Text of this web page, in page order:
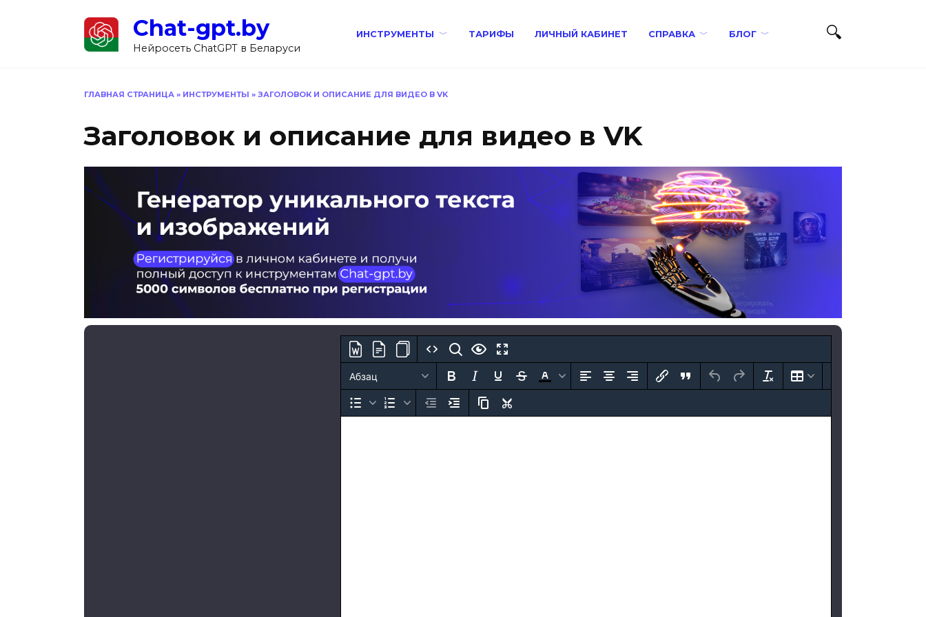
Chat-gpt.by
Нейросеть ChatGPT в Беларуси
ИНСТРУМЕНТЫ ТАРИФЫ ЛИЧНЫЙ КАБИНЕТ СПРАВКА БЛОГ
ГЛАВНАЯ СТРАНИЦА » ИНСТРУМЕНТЫ » ЗАГОЛОВОК И ОПИСАНИЕ ДЛЯ ВИДЕО В VK
Заголовок и описание для видео в VK
Абзац